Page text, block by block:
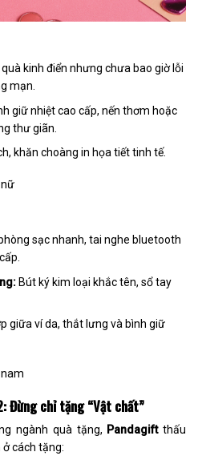
quà kinh điển nhưng chưa bao giờ lỗi
mạn.
giữ nhiệt cao cấp, nến thơm hoặc
thư giãn.
khăn choàng in họa tiết tinh tế.
sạc nhanh, tai nghe bluetooth
Bút ký kim loại khắc tên, sổ tay
giữa ví da, thắt lưng và bình giữ
Đừng chỉ tặng “Vật chất”
ngành quà tặng, Pandagiftthấu
cách tặng: